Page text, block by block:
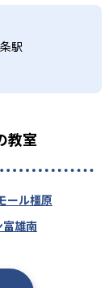
駅
教室
ール橿原
富雄南